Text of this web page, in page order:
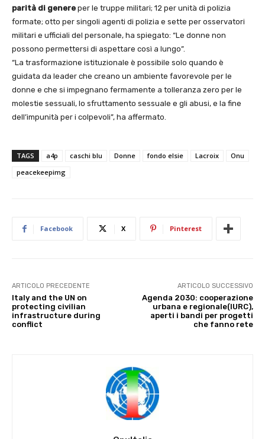
parità di genere per le truppe militari; 12 per unità di polizia
formate; otto per singoli agenti di polizia e sette per osservatori
militari e ufficiali del personale, ha spiegato: “Le donne non
possono permettersi di aspettare così a lungo”.
“La trasformazione istituzionale è possibile solo quando è
guidata da leader che creano un ambiente favorevole per le
donne e che si impegnano fermamente a tolleranza zero per le
molestie sessuali, lo sfruttamento sessuale e gli abusi, e la fine
dell’impunità per i colpevoli”, ha affermato.
TAGS a4p caschi blu Donne fondo elsie Lacroix
Onu
peacekeepimg
Facebook X Pinterest
ARTICOLO PRECEDENTE
Italy and the UN on
protecting civilian
infrastructure during
conflict
ARTICOLO SUCCESSIVO
Agenda 2030: cooperazione
urbana e regionale(IURC),
aperti i bandi per progetti
che fanno rete